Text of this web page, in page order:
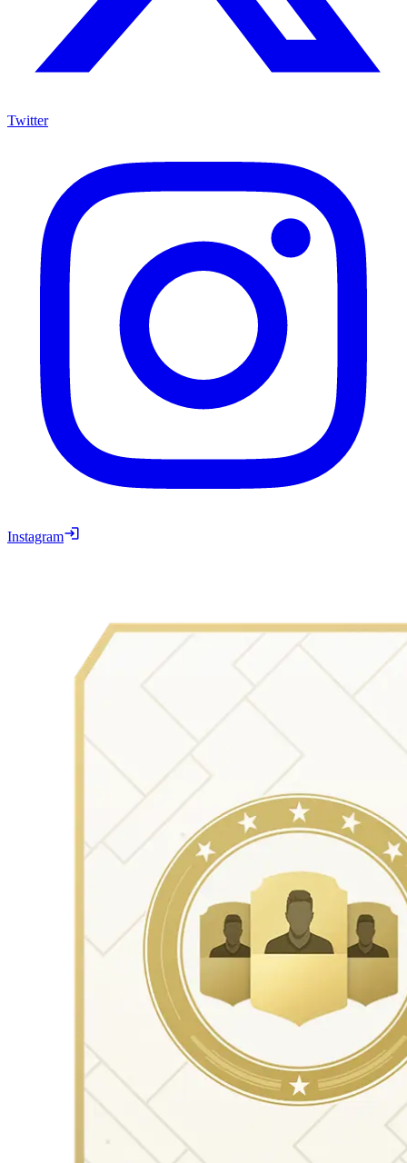
Twitter
Instagram